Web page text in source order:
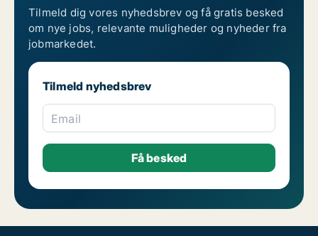
Tilmeld dig vores nyhedsbrev og få gratis besked
om nye jobs, relevante muligheder og nyheder fra
jobmarkedet.
Tilmeld nyhedsbrev
Email